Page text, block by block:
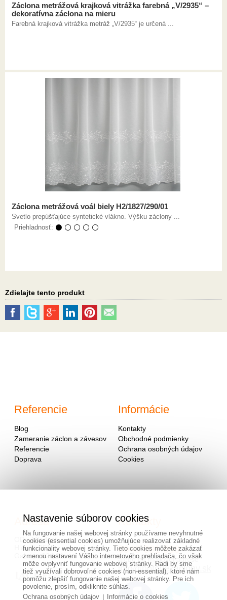
Záclona metrážová krajková vitrážka farebná „V/2935“ –
dekoratívna záclona na mieru
Farebná krajková vitrážka metráž „V/2935“ je určená ...
Záclona metrážová voál biely H2/1827/290/01
Svetlo prepúšťajúce syntetické vlákno. Výšku záclony ...
Priehladnosť: ⚫ ⚪ ⚪ ⚪ ⚪
Zdielajte tento produkt
Referencie
Blog
Zameranie záclon a závesov
Referencie
Doprava
Informácie
Kontakty
Obchodné podmienky
Ochrana osobných údajov
Cookies
Adresa
OD - Mladosť
Hlavná 951
Galanta 924 01
Kontakty
0940 091 999
alebo na mailovej adrese
info@hotovezaclony.sk
Nastavenie súborov cookies
Na fungovanie našej webovej stránky používame nevyhnutné
cookies (essential cookies) umožňujúce realizovať základné
funkcionality webovej stránky. Tieto cookies môžete zakázať
zmenou nastavení Vášho internetového prehliadača, čo však
môže ovplyvniť fungovanie webovej stránky. Radi by sme
tiež využívali dobrovoľné cookies (non-essential), ktoré nám
pomôžu zlepšiť fungovanie našej webovej stránky. Pre ich
povolenie, prosím, odkliknite súhlas.
Ochrana osobných údajov| Informácie o cookies